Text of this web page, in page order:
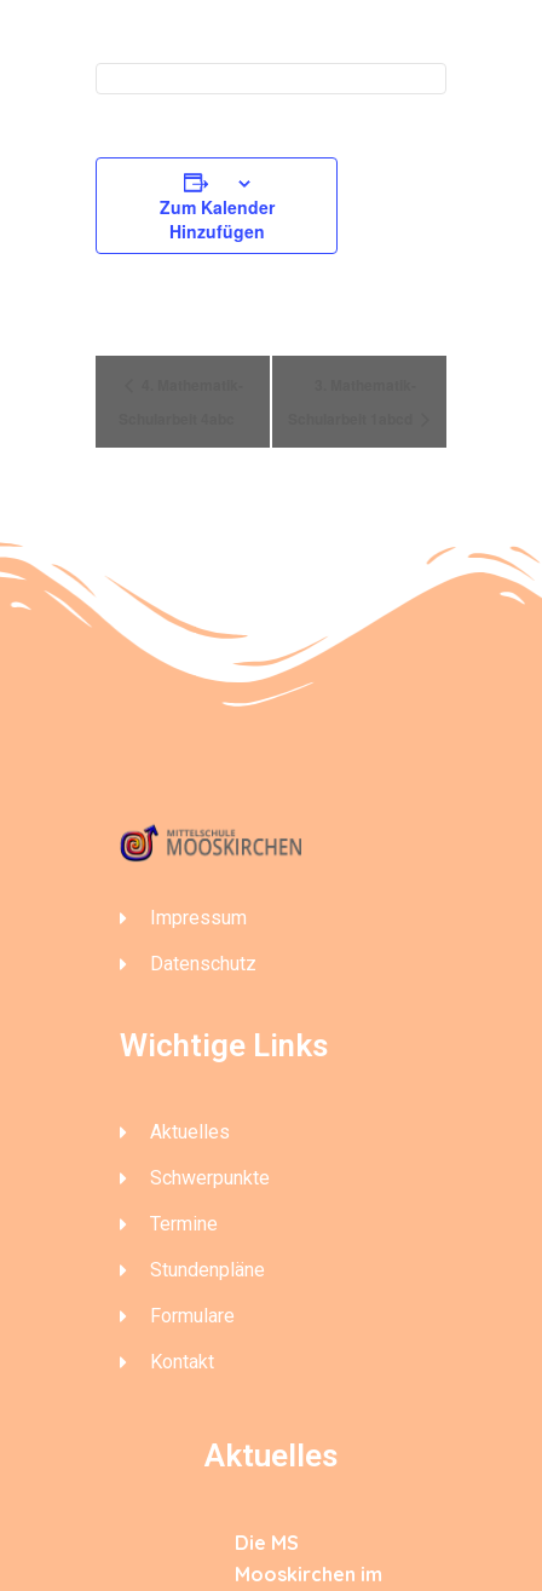
Zum Kalender
Hinzufügen
Navigation
Impressum
Datenschutz
Wichtige Links
Aktuelles
Schwerpunkte
Termine
Stundenpläne
Formulare
Kontakt
Aktuelles
Die MS
Mooskirchen im